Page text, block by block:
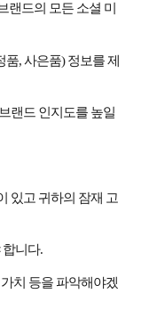
랜드의 모든 소셜 미
품,사은품)정보를 제
랜드 인지도를 높일
있고 귀하의 잠재 고
합니다.
치 등을 파악해야겠